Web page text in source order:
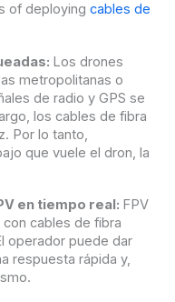
of deploying cables de
Los drones
metropolitanas o
de radio y GPS se
los cables de fibra
Por lo tanto,
que vuele el dron, la
en tiempo real: FPV
cables de fibra
operador puede dar
respuesta rápida y,